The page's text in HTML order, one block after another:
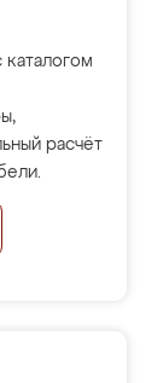
расчёт